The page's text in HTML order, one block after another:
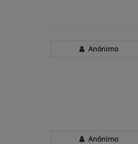
Anónimo
Anónimo